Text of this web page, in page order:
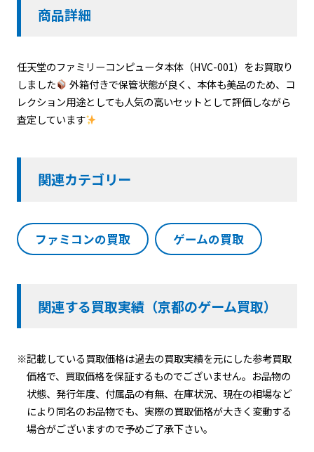
商品詳細
任天堂のファミリーコンピュータ本体（HVC-001）をお買取り
しました
外箱付きで保管状態が良く、本体も美品のため、コ
レクション用途としても人気の高いセットとして評価しながら
査定しています
関連カテゴリー
ファミコンの買取 ゲームの買取
関連する買取実績（京都のゲーム買取）
※記載している買取価格は過去の買取実績を元にした参考買取
価格で、買取価格を保証するものでございません。お品物の
状態、発行年度、付属品の有無、在庫状況、現在の相場など
により同名のお品物でも、実際の買取価格が大きく変動する
場合がございますので予めご了承下さい。